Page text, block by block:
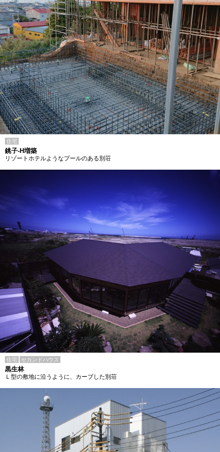
住宅
銚子-H増築
リゾートホテルようなプールのある別荘
住宅 セカンドハウス
黒生林
Ｌ型の敷地に沿うように、カーブした別荘